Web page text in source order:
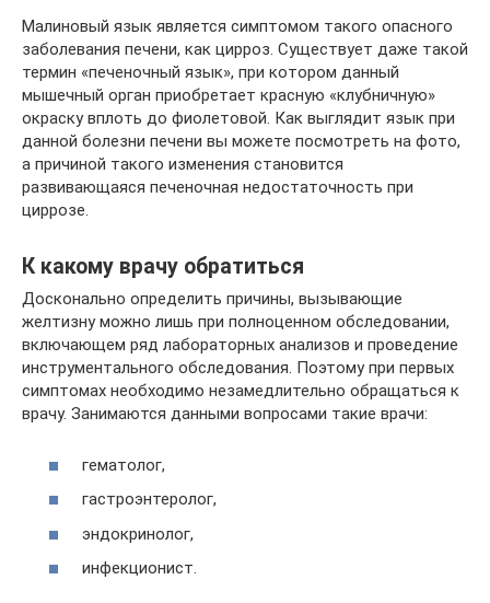
Малиновый язык является симптомом такого опасного
заболевания печени, как цирроз. Существует даже такой
термин «печеночный язык», при котором данный
мышечный орган приобретает красную «клубничную»
окраску вплоть до фиолетовой. Как выглядит язык при
данной болезни печени вы можете посмотреть на фото,
а причиной такого изменения становится
развивающаяся печеночная недостаточность при
циррозе.
К какому врачу обратиться
Досконально определить причины, вызывающие
желтизну можно лишь при полноценном обследовании,
включающем ряд лабораторных анализов и проведение
инструментального обследования. Поэтому при первых
симптомах необходимо незамедлительно обращаться к
врачу. Занимаются данными вопросами такие врачи:
гематолог,
гастроэнтеролог,
эндокринолог,
инфекционист.